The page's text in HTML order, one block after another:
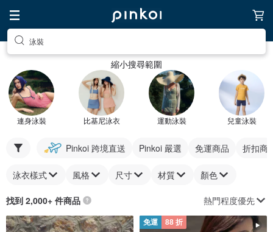
泳裝
縮小搜尋範圍
連身泳裝 比基尼泳衣 運動泳裝 兒童泳裝
Pinkoi 跨境直送 Pinkoi 嚴選 免運商品 折扣商
泳衣樣式 風格 尺寸 材質 顏色
找到 2,000+ 件商品 熱門程度優先
免運 88 折